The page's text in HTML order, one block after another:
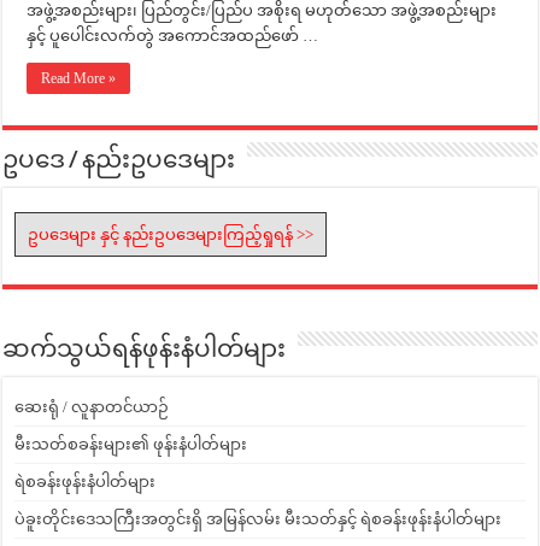
အဖွဲ့အစည်းများ၊ ပြည်တွင်း/ပြည်ပ အစိုးရ မဟုတ်သော အဖွဲ့အစည်းများ
နှင့် ပူပေါင်းလက်တွဲ အကောင်အထည်ဖော် …
Read More »
ဥပဒေ / နည်းဥပဒေများ
ဥပဒေများ နှင့် နည်းဥပဒေများကြည့်ရှုရန် >>
ဆက်သွယ်ရန်ဖုန်းနံပါတ်များ
ဆေးရုံ / လူနာတင်ယာဉ်
မီးသတ်စခန်းများ၏ ဖုန်းနံပါတ်များ
ရဲစခန်းဖုန်းနံပါတ်များ
ပဲခူးတိုင်းဒေသကြီးအတွင်းရှိ အမြန်လမ်း မီးသတ်နှင့် ရဲစခန်းဖုန်းနံပါတ်များ